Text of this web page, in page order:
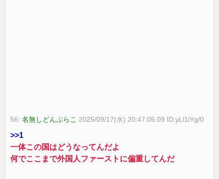
56:名無しどんぶらこ 2025/09/17(水) 20:47:05.09 ID:yLl1iYg/0
>>1
一体この国はどうなってんだよ
何でここまで外国人ファーストに偏重してんだ